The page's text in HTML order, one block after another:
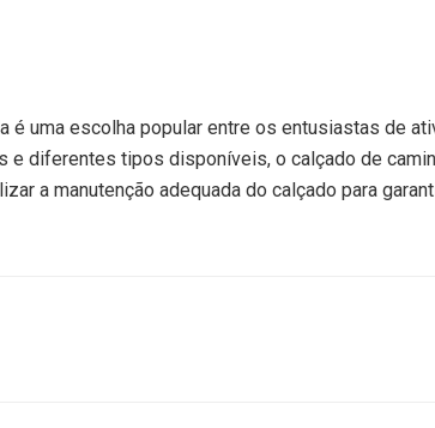
é uma escolha popular entre os entusiastas de
diferentes tipos disponíveis, o calçado de
a manutenção adequada do calçado para